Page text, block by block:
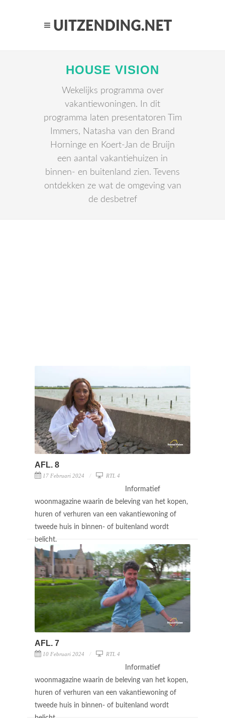
HOUSE VISION
Wekelijks programma over
vakantiewoningen. In dit
programma laten presentatoren Tim
Immers, Natasha van den Brand
Horninge en Koert-Jan de Bruijn
een aantal vakantiehuizen in
binnen- en buitenland zien. Tevens
ontdekken ze wat de omgeving van
de desbetref
AFL. 8
17 Februari 2024 RTL 4
Informatief
woonmagazine waarin de beleving van het kopen,
huren of verhuren van een vakantiewoning of
tweede huis in binnen- of buitenland wordt
belicht.
AFL. 7
10 Februari 2024 RTL 4
Informatief
woonmagazine waarin de beleving van het kopen,
huren of verhuren van een vakantiewoning of
tweede huis in binnen- of buitenland wordt